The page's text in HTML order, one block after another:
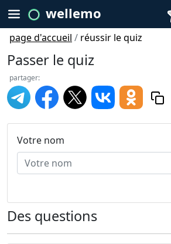
wellemo
page d'accueil / réussir le quiz
Passer le quiz
partager:
Votre nom
Des questions